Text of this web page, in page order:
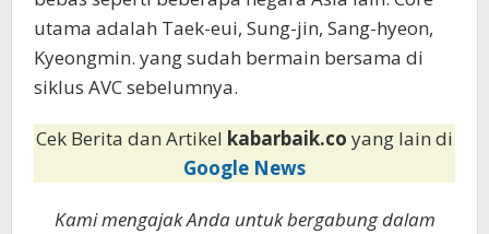
utama adalah Taek-eui, Sung-jin, Sang-hyeon,
Kyeongmin. yang sudah bermain bersama di
siklus AVC sebelumnya.
Cek Berita dan Artikel kabarbaik.co yang lain di
Google News
Kami mengajak Anda untuk bergabung dalam